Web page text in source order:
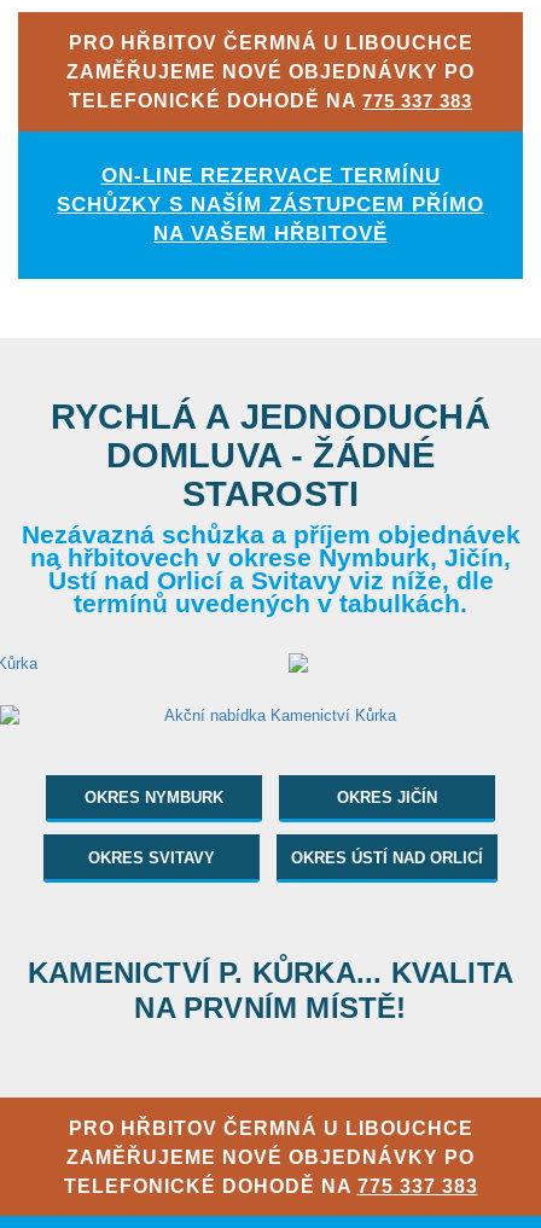
PRO HŘBITOV ČERMNÁ U LIBOUCHCE
ZAMĚŘUJEME NOVÉ OBJEDNÁVKY PO
TELEFONICKÉ DOHODĚ NA 775 337 383
ON-LINE REZERVACE TERMÍNU
SCHŮZKY S NAŠÍM ZÁSTUPCEM PŘÍMO
NA VAŠEM HŘBITOVĚ
RYCHLÁ A JEDNODUCHÁ
DOMLUVA - ŽÁDNÉ
STAROSTI
Nezávazná schůzka a příjem objednávek
na hřbitovech v okrese Nymburk, Jičín,
Ústí nad Orlicí a Svitavy viz níže, dle
termínů uvedených v tabulkách.
OKRES NYMBURK OKRES JIČÍN
OKRES SVITAVY OKRES ÚSTÍ NAD ORLICÍ
KAMENICTVÍ P. KŮRKA... KVALITA
NA PRVNÍM MÍSTĚ!
PRO HŘBITOV ČERMNÁ U LIBOUCHCE
ZAMĚŘUJEME NOVÉ OBJEDNÁVKY PO
TELEFONICKÉ DOHODĚ NA 775 337 383